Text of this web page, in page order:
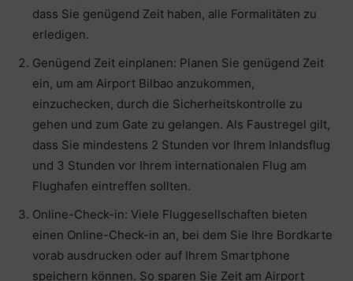
dass Sie genügend Zeit haben, alle Formalitäten zu
erledigen.
Genügend Zeit einplanen: Planen Sie genügend Zeit
ein, um am Airport Bilbao anzukommen,
einzuchecken, durch die Sicherheitskontrolle zu
gehen und zum Gate zu gelangen. Als Faustregel gilt,
dass Sie mindestens 2 Stunden vor Ihrem Inlandsflug
und 3 Stunden vor Ihrem internationalen Flug am
Flughafen eintreffen sollten.
Online-Check-in: Viele Fluggesellschaften bieten
einen Online-Check-in an, bei dem Sie Ihre Bordkarte
vorab ausdrucken oder auf Ihrem Smartphone
speichern können. So sparen Sie Zeit am Airport